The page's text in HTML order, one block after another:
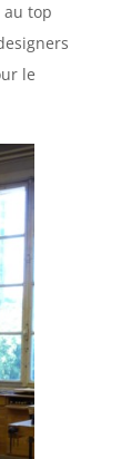
au top
le